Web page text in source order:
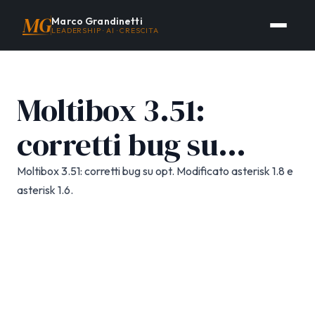
MGMarco Grandinetti
LEADERSHIP · AI · CRESCITA
Moltibox 3.51:
corretti bug su…
Moltibox 3.51: corretti bug su opt. Modificato asterisk 1.8 e
asterisk 1.6.